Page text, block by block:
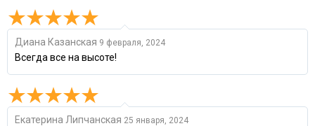
Диана Казанская 9 февраля, 2024
Всегда все на высоте!
Екатерина Липчанская 25 января, 2024